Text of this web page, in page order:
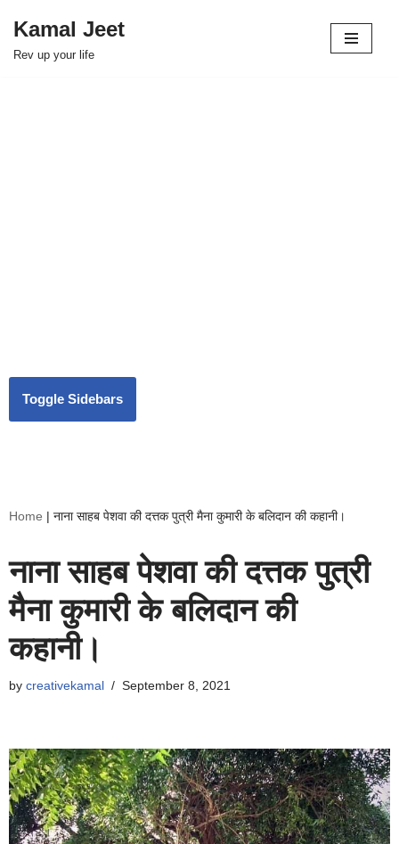
Skip
Kamal Jeet
Rev up your life
Toggle Sidebars
Home | नाना साहब पेशवा की दत्तक पुत्री मैना कुमारी के बलिदान की कहानी।
नाना साहब पेशवा की दत्तक पुत्री
मैना कुमारी के बलिदान की
कहानी।
by creativekamal September 8, 2021